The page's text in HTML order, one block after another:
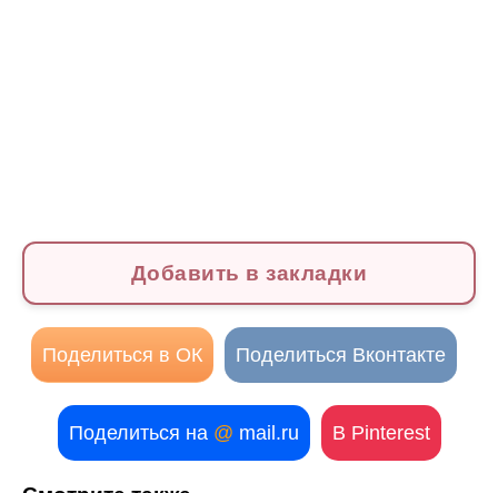
Добавить в закладки
Поделиться в ОК Поделиться Вконтакте
Поделиться на @ mail.ru В Pinterest